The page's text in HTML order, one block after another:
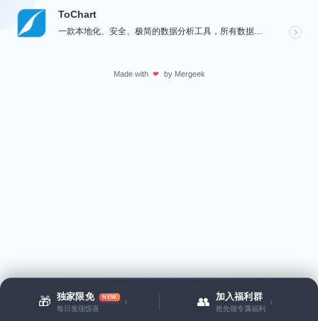
🎁 独家限免 NEW
每日发现惊喜
› 👥 加入福利群
抢先领专属福利
›
ToChart
一款本地化、安全、极简的数据分析工具，所有数据处理均在您的设备上完成，绝不离开本地。Windows、...
Made with ❤ by Mergeek